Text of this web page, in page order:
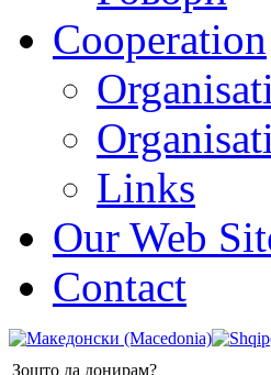
Cooperation
Links
Our Web
Contact
Зошто да донирам?